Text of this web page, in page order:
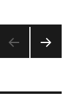
ANT